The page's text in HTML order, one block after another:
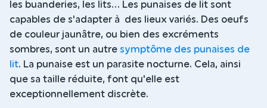
les buanderies, les lits... Les punaises de lit sont
capables de s'adapter à des lieux variés. Des oeufs
de couleur jaunâtre, ou bien des excréments
sombres, sont un autre symptôme des punaises de
lit. La punaise est un parasite nocturne. Cela, ainsi
que sa taille réduite, font qu'elle est
exceptionnellement discrète.